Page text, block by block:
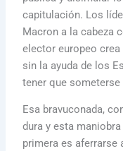
capitulación. Los
Macron a la cabeza
elector europeo
sin la ayuda de los
tener que someterse
Esa bravuconada,
dura y esta
primera es aferrarse